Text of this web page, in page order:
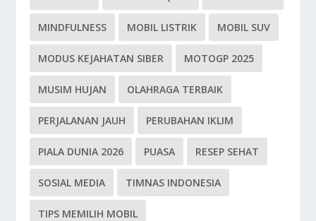
MINDFULNESS MOBIL LISTRIK MOBIL SUV
MODUS KEJAHATAN SIBER MOTOGP 2025
MUSIM HUJAN OLAHRAGA TERBAIK
PERJALANAN JAUH PERUBAHAN IKLIM
PIALA DUNIA 2026 PUASA RESEP SEHAT
SOSIAL MEDIA TIMNAS INDONESIA
TIPS MEMILIH MOBIL